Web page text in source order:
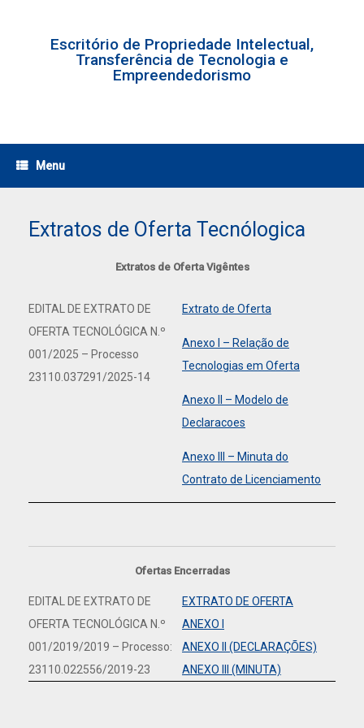
Escritório de Propriedade Intelectual,
Transferência de Tecnologia e
Empreendedorismo
Menu
Extratos de Oferta Tecnólogica
Extratos de Oferta Vigêntes
EDITAL DE EXTRATO DE
OFERTA TECNOLÓGICA N.º
001/2025 – Processo
23110.037291/2025-14
Extrato de Oferta
Anexo I – Relação de
Tecnologias em Oferta
Anexo II – Modelo de
Declaracoes
Anexo III – Minuta do
Contrato de Licenciamento
Ofertas Encerradas
EDITAL DE EXTRATO DE
OFERTA TECNOLÓGICA N.º
001/2019/2019 – Processo:
23110.022556/2019-23
EXTRATO DE OFERTA
ANEXO I
ANEXO II (DECLARAÇÕES)
ANEXO III (MINUTA)